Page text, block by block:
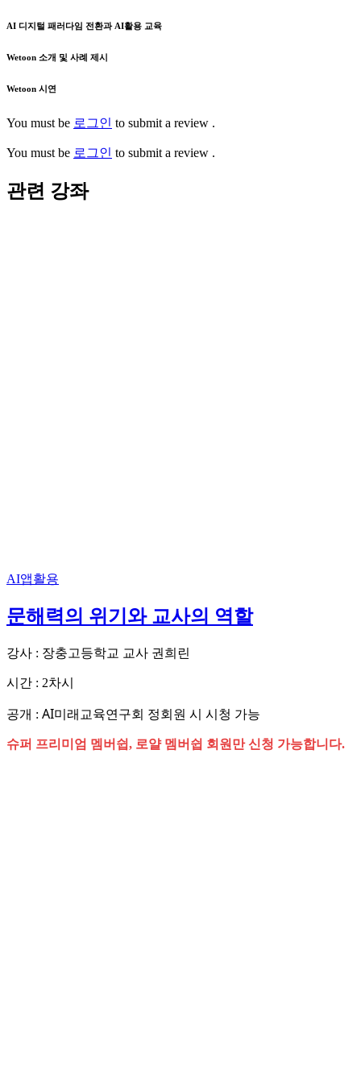
AI 디지털 패러다임 전환과 AI활용 교육
Wetoon 소개 및 사례 제시
Wetoon 시연
You must be 로그인 to submit a review .
You must be 로그인 to submit a review .
관련 강좌
AI앱활용
문해력의 위기와 교사의 역할
강사 : 장충고등학교 교사 권희린
시간 : 2차시
공개 : AI미래교육연구회 정회원 시 시청 가능
슈퍼 프리미엄 멤버쉽, 로얄 멤버쉽 회원만 신청 가능합니다.